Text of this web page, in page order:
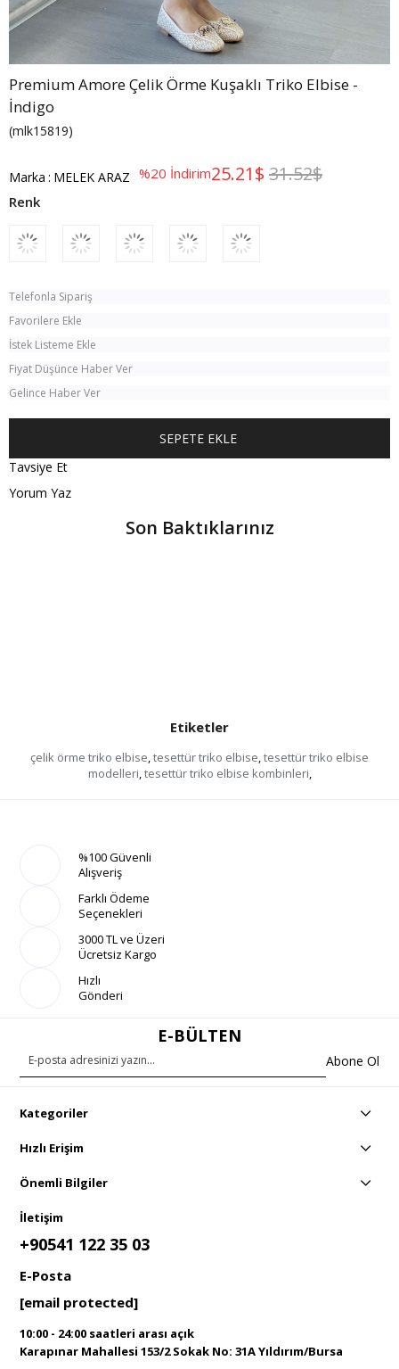
Premium Amore Çelik Örme Kuşaklı Triko Elbise -
İndigo
(mlk15819)
Marka : MELEK ARAZ %20 İndirim 31.52$
25.21$
Telefonla Sipariş
Favorilere Ekle
İstek Listeme Ekle
Fiyat Düşünce Haber Ver
Gelince Haber Ver
Tavsiye Et
Yorum Yaz
Son Baktıklarınız
Etiketler
çelik örme triko elbise,tesettür triko elbise,tesettür triko elbise
modelleri,tesettür triko elbise kombinleri,
%100 Güvenli
Alışveriş
Farklı Ödeme
Seçenekleri
3000 TL ve Üzeri
Ücretsiz Kargo
Hızlı
Gönderi
E-BÜLTEN
Abone Ol
Kategoriler
Hızlı Erişim
Önemli Bilgiler
İletişim
+90541 122 35 03
E-Posta
[email protected]
10:00 - 24:00 saatleri arası açık
Karapınar Mahallesi 153/2 Sokak No: 31A Yıldırım/Bursa